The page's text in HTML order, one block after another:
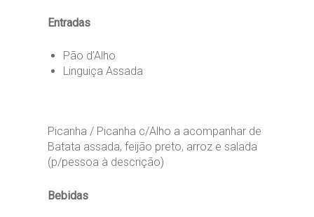
Entradas
Pão d’Alho
Linguiça Assada
Picanha / Picanha c/Alho a acompanhar de
Batata assada, feijão preto, arroz e salada
(p/pessoa à descrição)
Bebidas